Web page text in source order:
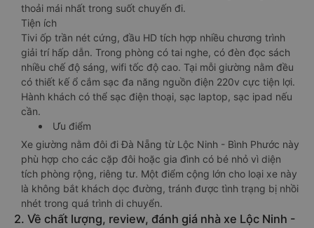
thoải mái nhất trong suốt chuyến đi.
Tiện ích
Tivi ốp trần nét cứng, đầu HD tích hợp nhiều chương trình
giải trí hấp dẫn. Trong phòng có tai nghe, có đèn đọc sách
nhiều chế độ sáng, wifi tốc độ cao. Tại mỗi giường nằm đều
có thiết kế ổ cắm sạc đa năng nguồn điện 220v cực tiện lợi.
Hành khách có thể sạc điện thoại, sạc laptop, sạc ipad nếu
cần.
Ưu điểm
Xe giường nằm đôi đi Đà Nẵng từ Lộc Ninh - Bình Phước này
phù hợp cho các cặp đôi hoặc gia đình có bé nhỏ vì diện
tích phòng rộng, riêng tư. Một điểm cộng lớn cho loại xe này
là không bắt khách dọc đường, tránh được tình trạng bị nhồi
nhét trong quá trình di chuyển.
2. Về chất lượng, review, đánh giá nhà xe Lộc Ninh -